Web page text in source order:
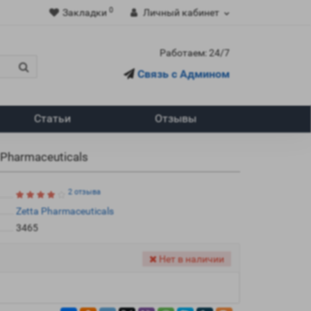
Закладки 0 Личный кабинет
Работаем: 24/7
Связь с Админом
Статьи Отзывы
2 отзыва
Zetta Pharmaceuticals
3465
Нет в наличии